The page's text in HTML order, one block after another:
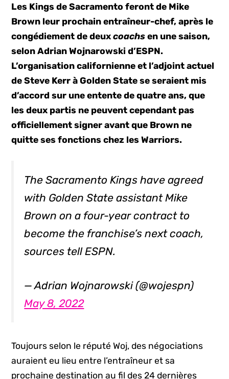
Les Kings de Sacramento feront de Mike
Brown leur prochain entraîneur-chef, après le
congédiement de deuxcoachsen une saison,
selon Adrian Wojnarowski d’ESPN.
L’organisation californienne et l’adjoint actuel
de Steve Kerr à Golden State se seraient mis
d’accord sur une entente de quatre ans, que
les deux partis ne peuvent cependant pas
officiellement signer avant que Brown ne
quitte ses fonctions chez les Warriors.
The Sacramento Kings have agreed
with Golden State assistant Mike
Brown on a four-year contract to
become the franchise’s next coach,
sources tell ESPN.
— Adrian Wojnarowski (@wojespn)
May 8, 2022
Toujours selon le réputé Woj, des négociations
auraient eu lieu entre l’entraîneur et sa
prochaine destination au fil des 24 dernières